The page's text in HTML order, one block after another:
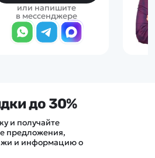
или напишите
в мессенджере
до 30%
и получайте
предложения,
и информацию о